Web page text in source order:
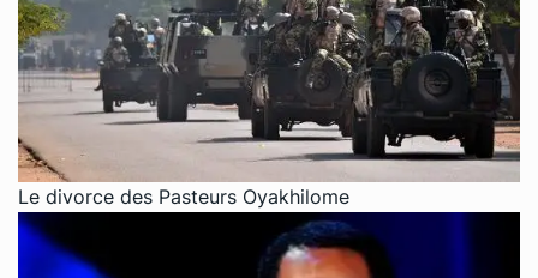
Le divorce des Pasteurs Oyakhilome